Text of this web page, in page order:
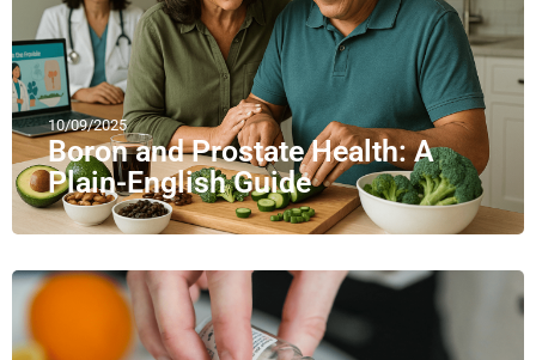
10/09/2025
Boron and Prostate Health: A
Plain-English Guide